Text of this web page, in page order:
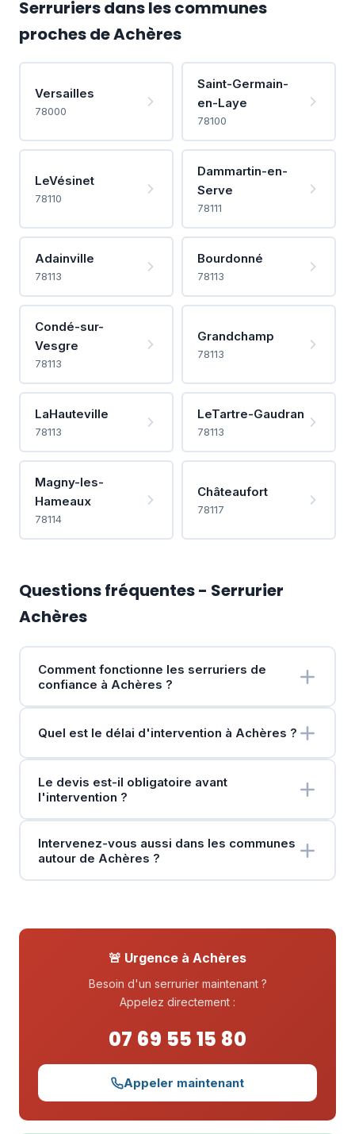
Serruriers dans les communes
proches de Achères
Versailles
78000
Saint-Germain-
en-Laye
78100
LeVésinet
78110
Dammartin-en-
Serve
78111
Adainville
78113
Bourdonné
78113
Condé-sur-
Vesgre
78113
Grandchamp
78113
LaHauteville
78113
LeTartre-Gaudran
78113
Magny-les-
Hameaux
78114
Châteaufort
78117
Questions fréquentes - Serrurier
Achères
Comment fonctionne les serruriers de
confiance à Achères ?
Quel est le délai d'intervention à Achères ?
Le devis est-il obligatoire avant
l'intervention ?
Intervenez-vous aussi dans les communes
autour de Achères ?
🚨 Urgence à Achères
Besoin d'un serrurier maintenant ?
Appelez directement :
07 69 55 15 80
Appeler maintenant